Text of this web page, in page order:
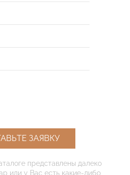
ЗАЯВКУ
представлены далеко
или у Вас есть какие-либо